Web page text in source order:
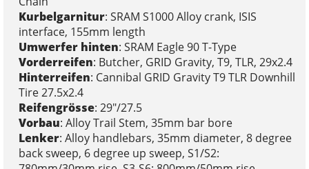
Kurbelgarnitur: SRAM S1000 Alloy crank, ISIS
interface, 155mm length
Umwerfer hinten: SRAM Eagle 90 T-Type
Vorderreifen: Butcher, GRID Gravity, T9, TLR, 29x2.4
Hinterreifen: Cannibal GRID Gravity T9 TLR Downhill
Tire 27.5x2.4
Reifengrösse: 29"/27.5
Vorbau: Alloy Trail Stem, 35mm bar bore
Lenker: Alloy handlebars, 35mm diameter, 8 degree
back sweep, 6 degree up sweep, S1/S2: